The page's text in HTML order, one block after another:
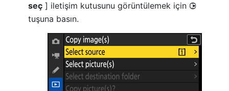
seç ] iletişim kutusunu görüntülemek için 2
tuşuna basın.